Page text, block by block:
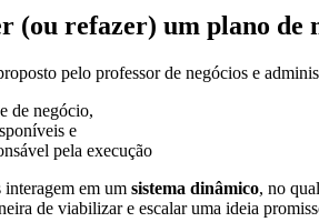
(ou refazer) um plano de
pelo professor de negócios e
de negócio,
e
pela execução
interagem em um sistema dinâmico, no
de viabilizar e escalar uma ideia